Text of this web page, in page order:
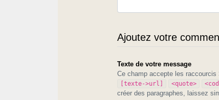
Ajoutez votre
Texte de votre message
Ce champ accepte les raccourcis
[texte->url]
<quote>
créer des paragraphes, laissez